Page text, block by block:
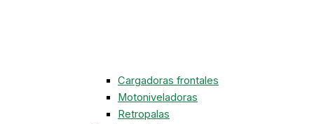
Cargadoras frontales
Motoniveladoras
Retropalas